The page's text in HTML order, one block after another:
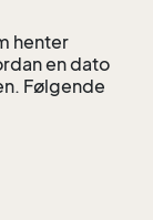
henter
en dato
Følgende